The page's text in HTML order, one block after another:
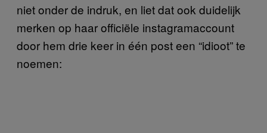
niet onder de indruk, en liet dat ook duidelijk
merken op haar officiële instagramaccount
door hem drie keer in één post een “idioot” te
noemen: